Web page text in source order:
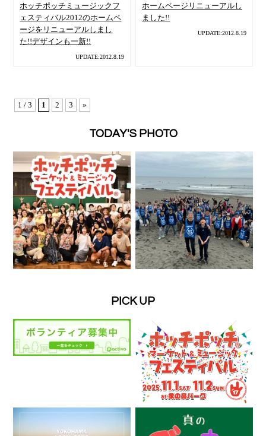
ホッチポッチミュージックフ
ェスティバル2012のホームペ
ージをリニューアルしまし
た!!デザインも一新!!
UPDATE:2012.8.19
ホームページリニューアルし
ました!!
UPDATE:2012.8.19
1 / 3 1 2 3 »
TODAY'S PHOTO
PICK UP